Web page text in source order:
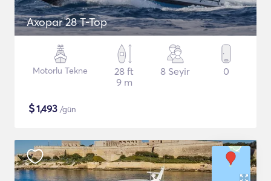
Axopar 28 T-Top
Motorlu Tekne
28 ft
9 m
8 Seyir 0
$1,493 /gün